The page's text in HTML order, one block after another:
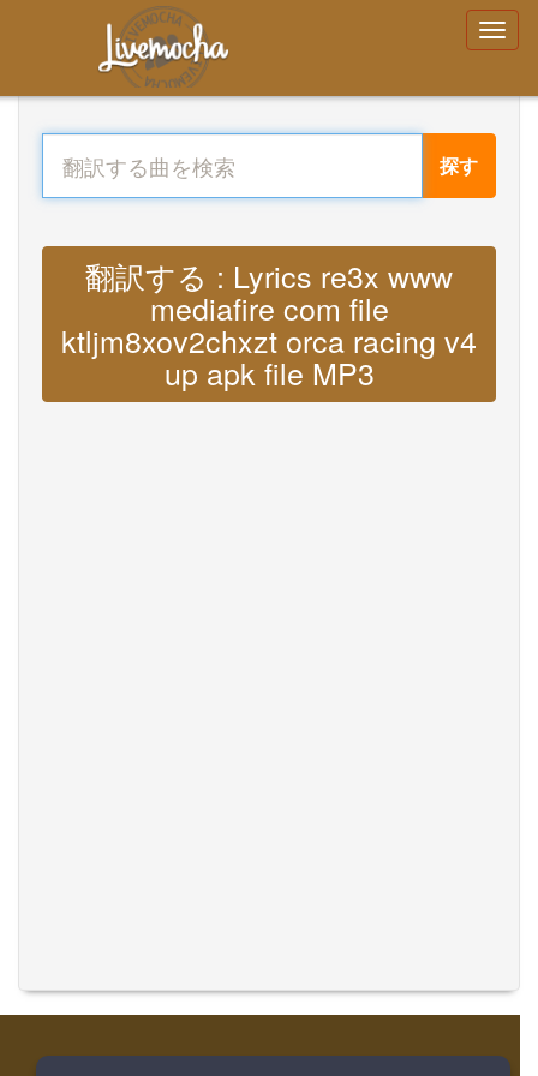
探す
翻訳する : Lyrics re3x www
mediafire com file
ktljm8xov2chxzt orca racing v4
up apk file MP3